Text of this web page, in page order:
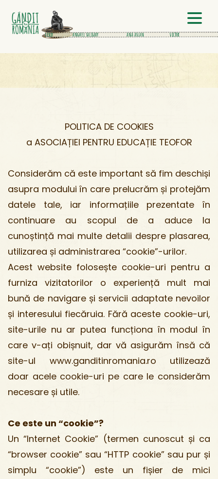
victor babes
ana aslan
anghel saligny
nicolae paulescu
petrache poenaru
POLITICA DE COOKIES
a ASOCIAȚIEI PENTRU EDUCAȚIE TEOFOR
Considerăm că este important să fim deschiși
asupra modului în care prelucrăm și protejăm
datele tale, iar informațiile prezentate în
continuare au scopul de a aduce la
cunoștință mai multe detalii despre plasarea,
utilizarea și administrarea “cookie”-urilor.
Acest website folosește cookie-uri pentru a
furniza vizitatorilor o experiență mult mai
bună de navigare și servicii adaptate nevoilor
și interesului fiecăruia. Fără aceste cookie-uri,
site-urile nu ar putea funcționa în modul în
care v-ați obișnuit, dar vă asigurăm însă că
site-ul www.ganditinromania.ro utilizează
doar acele cookie-uri pe care le considerăm
necesare și utile.
Ce este un “cookie”?
Un “Internet Cookie” (termen cunoscut și ca
“browser cookie” sau “HTTP cookie” sau pur și
simplu “cookie”) este un fișier de mici